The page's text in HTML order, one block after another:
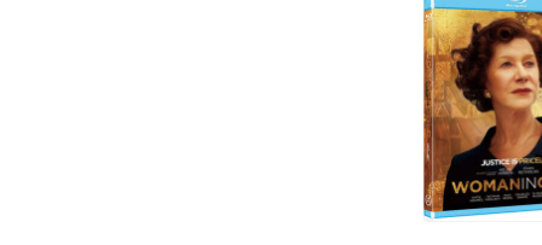
라벤더
메리 크
인글로리